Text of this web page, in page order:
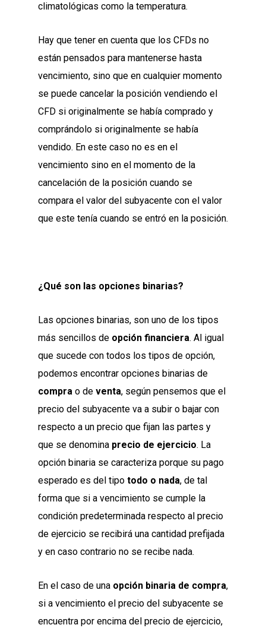
climatológicas como la temperatura.
Hay que tener en cuenta que los CFDs no
están pensados para mantenerse hasta
vencimiento, sino que en cualquier momento
se puede cancelar la posición vendiendo el
CFD si originalmente se había comprado y
comprándolo si originalmente se había
vendido. En este caso no es en el
vencimiento sino en el momento de la
cancelación de la posición cuando se
compara el valor del subyacente con el valor
que este tenía cuando se entró en la posición.
¿Qué son las opciones binarias?
Las opciones binarias, son uno de los tipos
más sencillos de opción financiera. Al igual
que sucede con todos los tipos de opción,
podemos encontrar opciones binarias de
compra o de venta, según pensemos que el
precio del subyacente va a subir o bajar con
respecto a un precio que fijan las partes y
que se denomina precio de ejercicio. La
opción binaria se caracteriza porque su pago
esperado es del tipo todo o nada, de tal
forma que si a vencimiento se cumple la
condición predeterminada respecto al precio
de ejercicio se recibirá una cantidad prefijada
y en caso contrario no se recibe nada.
En el caso de una opción binaria de compra,
si a vencimiento el precio del subyacente se
encuentra por encima del precio de ejercicio,